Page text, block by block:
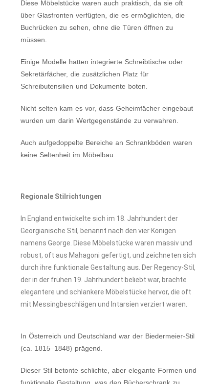
Diese Möbelstücke waren auch praktisch, da sie oft
über Glasfronten verfügten, die es ermöglichten, die
Buchrücken zu sehen, ohne die Türen öffnen zu
müssen.
Einige Modelle hatten integrierte Schreibtische oder
Sekretärfächer, die zusätzlichen Platz für
Schreibutensilien und Dokumente boten.
Nicht selten kam es vor, dass Geheimfächer eingebaut
wurden um darin Wertgegenstände zu verwahren.
Auch aufgedoppelte Bereiche an Schrankböden waren
keine Seltenheit im Möbelbau.
Regionale Stilrichtungen
In England entwickelte sich im 18. Jahrhundert der
Georgianische Stil, benannt nach den vier Königen
namens George. Diese Möbelstücke waren massiv und
robust, oft aus Mahagoni gefertigt, und zeichneten sich
durch ihre funktionale Gestaltung aus. Der Regency-Stil,
der in der frühen 19. Jahrhundert beliebt war, brachte
elegantere und schlankere Möbelstücke hervor, die oft
mit Messingbeschlägen und Intarsien verziert waren.
In Österreich und Deutschland war der Biedermeier-Stil
(ca. 1815–1848) prägend.
Dieser Stil betonte schlichte, aber elegante Formen und